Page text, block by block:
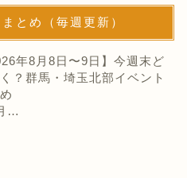
とめ（毎週更新）
年8月8日〜9日】今週末ど
？群馬・埼玉北部イベント
…